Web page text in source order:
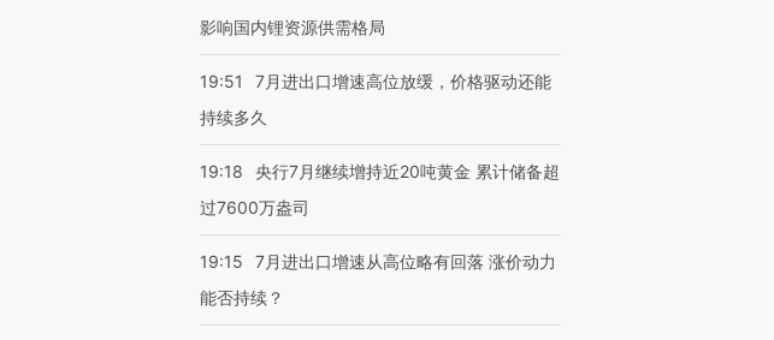
影响国内锂资源供需格局
19:51
7月进出口增速高位放缓，价格驱动还能
持续多久
19:18
央行7月继续增持近20吨黄金 累计储备超
过7600万盎司
19:15
7月进出口增速从高位略有回落 涨价动力
能否持续？